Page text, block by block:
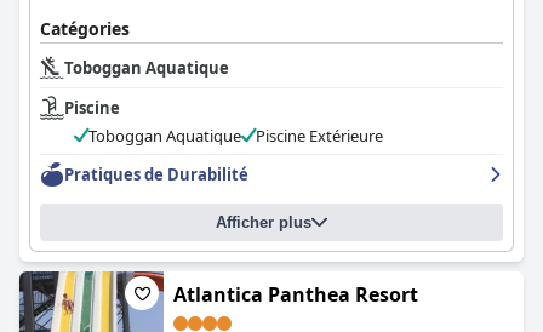
Catégories
Toboggan Aquatique
Piscine
Toboggan Aquatique
Piscine Extérieure
Pratiques de Durabilité
Afficher plus
Atlantica Panthea Resort